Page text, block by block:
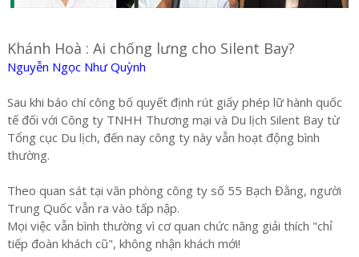
Khánh Hoà : Ai chống lưng cho Silent Bay?
Nguyễn Ngọc Như Quỳnh
Sau khi báo chí công bố quyết định rút giấy phép lữ hành quốc
tế đối với Công ty TNHH Thương mại và Du lịch Silent Bay từ
Tổng cục Du lịch, đến nay công ty này vẫn hoạt động bình
thường.
Theo quan sát tại văn phòng công ty số 55 Bạch Đằng, người
Trung Quốc vẫn ra vào tấp nập.
Mọi việc vẫn bình thường vì cơ quan chức năng giải thích "chỉ
tiếp đoàn khách cũ", không nhận khách mới!